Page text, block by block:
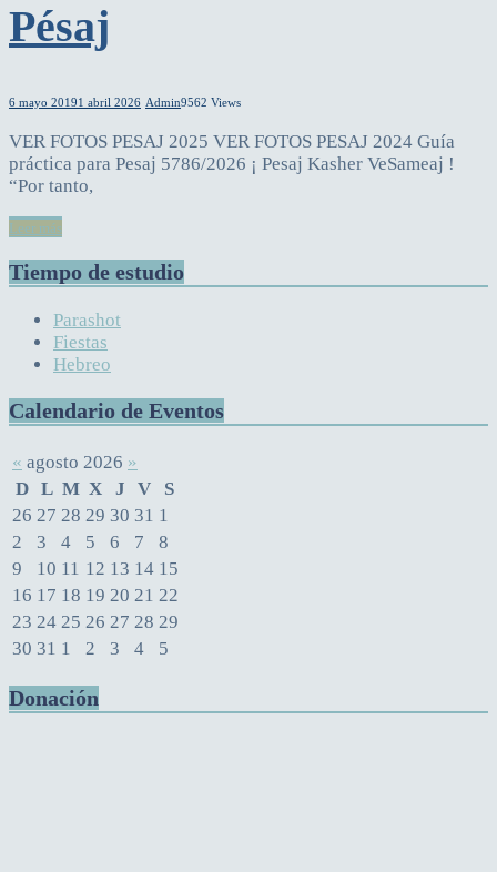
Pésaj
6 mayo 20191 abril 2026 Admin9562 Views
VER FOTOS PESAJ 2025 VER FOTOS PESAJ 2024 Guía
práctica para Pesaj 5786/2026 ¡ Pesaj Kasher VeSameaj !
“Por tanto,
Leer más
Tiempo de estudio
Parashot
Fiestas
Hebreo
Calendario de Eventos
« agosto 2026 »
D L M X J V
S
26 27 28 29 30 31 1
2
3 4 5 6 7
8
9
10 11 12 13 14 15
16 17 18 19 20 21 22
23 24 25 26 27 28 29
30 31 1 2 3 4 5
Donación